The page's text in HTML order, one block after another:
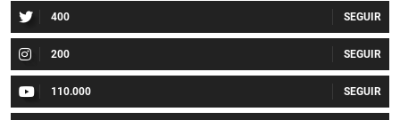
400
200
110.000